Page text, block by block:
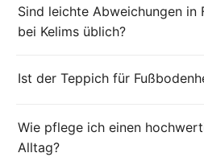
Sind leichte Abweichungen in
bei Kelims üblich?
Ist der Teppich für
Wie pflege ich einen
Alltag?